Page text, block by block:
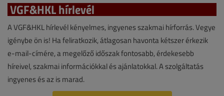
VGF&HKL hírlevél
A VGF&HKL hírlevél kényelmes, ingyenes szakmai hírforrás. Vegye
igénybe ön is! Ha feliratkozik, átlagosan havonta kétszer érkezik
e-mail-címére, a megelőző időszak fontosabb, érdekesebb
híreivel, szakmai információkkal és ajánlatokkal. A szolgáltatás
ingyenes és az is marad.